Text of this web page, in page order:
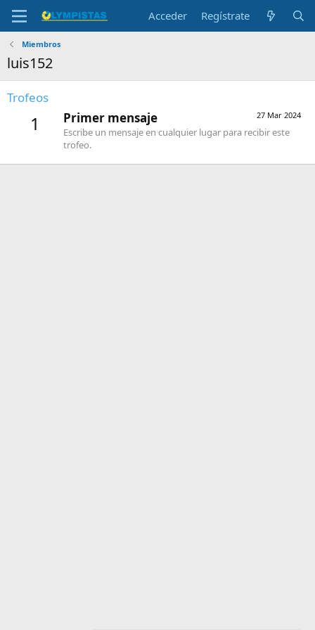
Acceder Regístrate
Miembros
luis152
Trofeos
1 27 Mar 2024
Primer mensaje
Escribe un mensaje en cualquier lugar para recibir este
trofeo.